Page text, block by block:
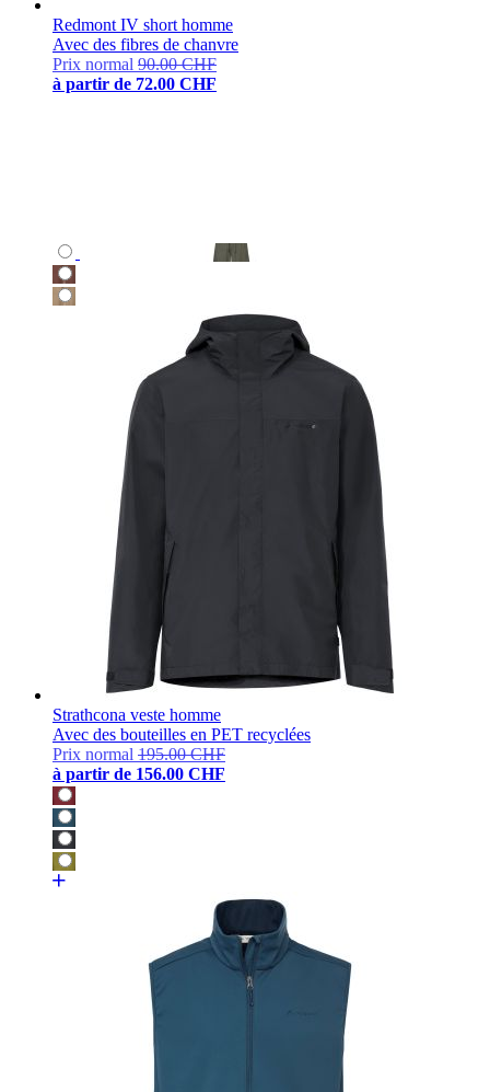
Redmont IV short homme
Avec des fibres de chanvre
Prix normal 90.00 CHF
à partir de 72.00 CHF
Strathcona veste homme
Avec des bouteilles en PET recyclées
Prix normal 195.00 CHF
à partir de 156.00 CHF